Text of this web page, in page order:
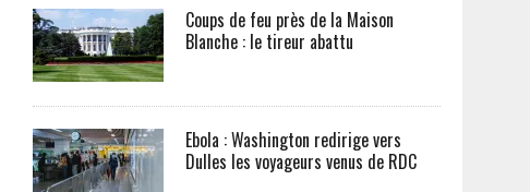
Coups de feu près de la Maison
Blanche : le tireur abattu
Ebola : Washington redirige vers
Dulles les voyageurs venus de RDC